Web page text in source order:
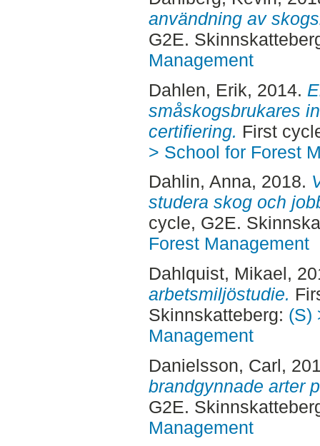
användning av
G2E.
Management
Dahlen, Erik, 2014.
småskogsbrukares
certifiering. First
> School for Forest
Dahlin, Anna, 2018.
studera skog och
cycle, G2E.
Forest Management
Dahlquist, Mikael,
arbetsmiljöstudie.
Skinnskatteberg: (S)
Management
Danielsson, Carl,
brandgynnade arter
G2E.
Management